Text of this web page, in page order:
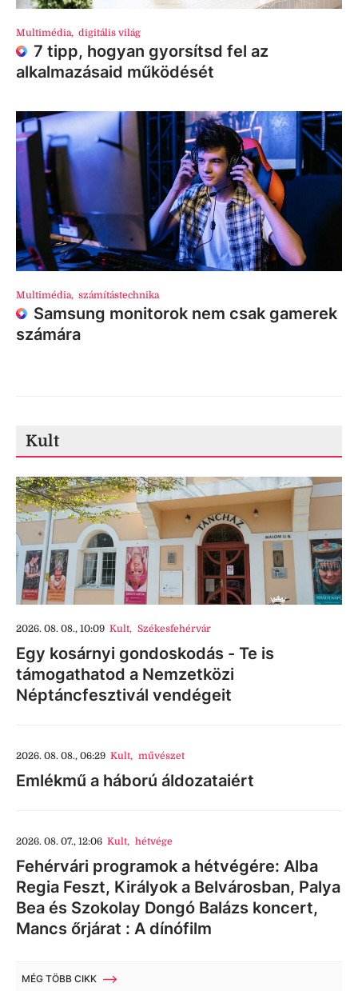
Multimédia, digitális világ
7 tipp, hogyan gyorsítsd fel az
alkalmazásaid működését
Multimédia, számítástechnika
Samsung monitorok nem csak gamerek
számára
Kult
2026. 08. 08., 10:09 Kult, Székesfehérvár
Egy kosárnyi gondoskodás - Te is
támogathatod a Nemzetközi
Néptáncfesztivál vendégeit
2026. 08. 08., 06:29 Kult, művészet
Emlékmű a háború áldozataiért
2026. 08. 07., 12:06 Kult, hétvége
Fehérvári programok a hétvégére: Alba
Regia Feszt, Királyok a Belvárosban, Palya
Bea és Szokolay Dongó Balázs koncert,
Mancs őrjárat : A dínófilm
MÉG TÖBB CIKK